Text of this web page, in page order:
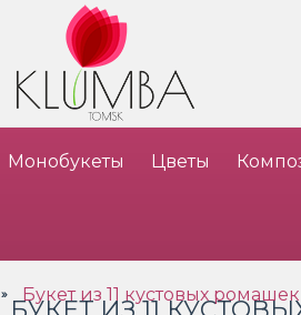
Монобукеты Цветы
» Букет из 11 кустовых ромашек